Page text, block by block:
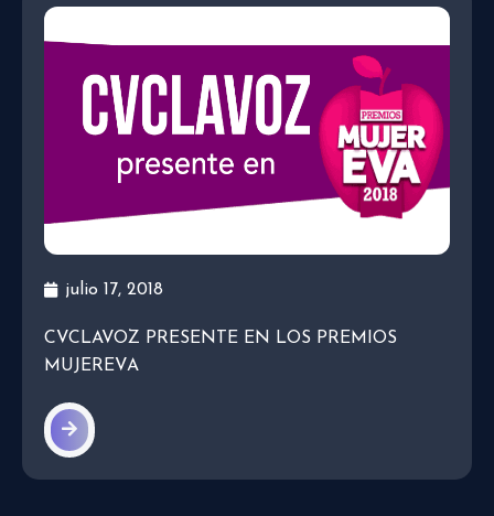
julio 17, 2018
CVCLAVOZ PRESENTE EN LOS PREMIOS
MUJEREVA